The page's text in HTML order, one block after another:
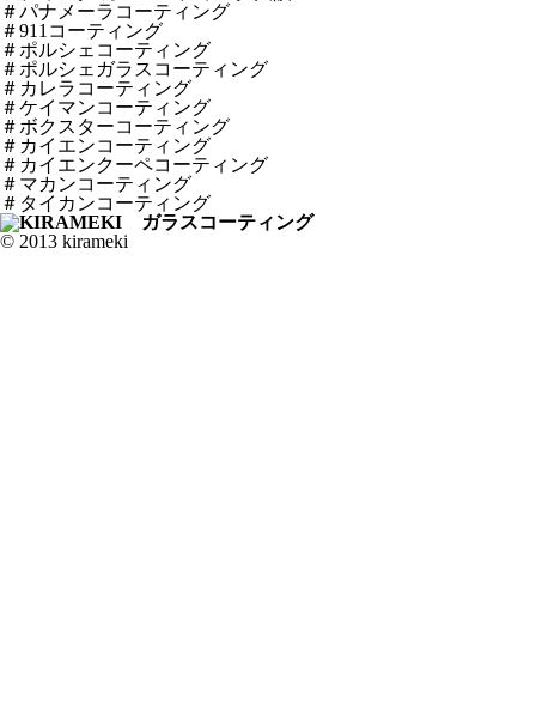
＃パナメーラコーティング
＃911コーティング
＃ポルシェコーティング
＃ポルシェガラスコーティング
＃カレラコーティング
＃ケイマンコーティング
＃ボクスターコーティング
＃カイエンコーティング
＃カイエンクーペコーティング
＃マカンコーティング
＃タイカンコーティング
© 2013 kirameki